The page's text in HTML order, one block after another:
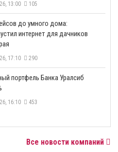
13:00 105
до умного дома:
интернет для дачников
17:10 290
портфель Банка Уралсиб
16:10 453
Все новости компаний